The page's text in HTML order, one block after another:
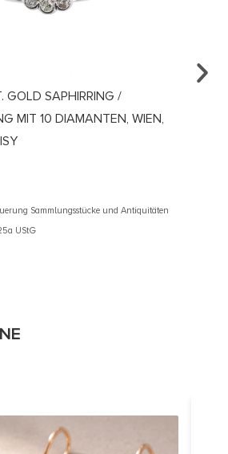
GOLD SAPHIRRING /
MIT 10 DIAMANTEN, WIEN,
Sammlungsstücke und Antiquitäten
UStG